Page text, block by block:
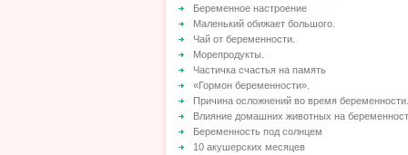
Беременное настроение
Маленький обижает большого.
Чай от беременности.
Морепродукты.
Частичка счастья на память
«Гормон беременности».
Причина осложнений во время беременности.
Влияние домашних животных на
Беременность под солнцем
10 акушерских месяцев